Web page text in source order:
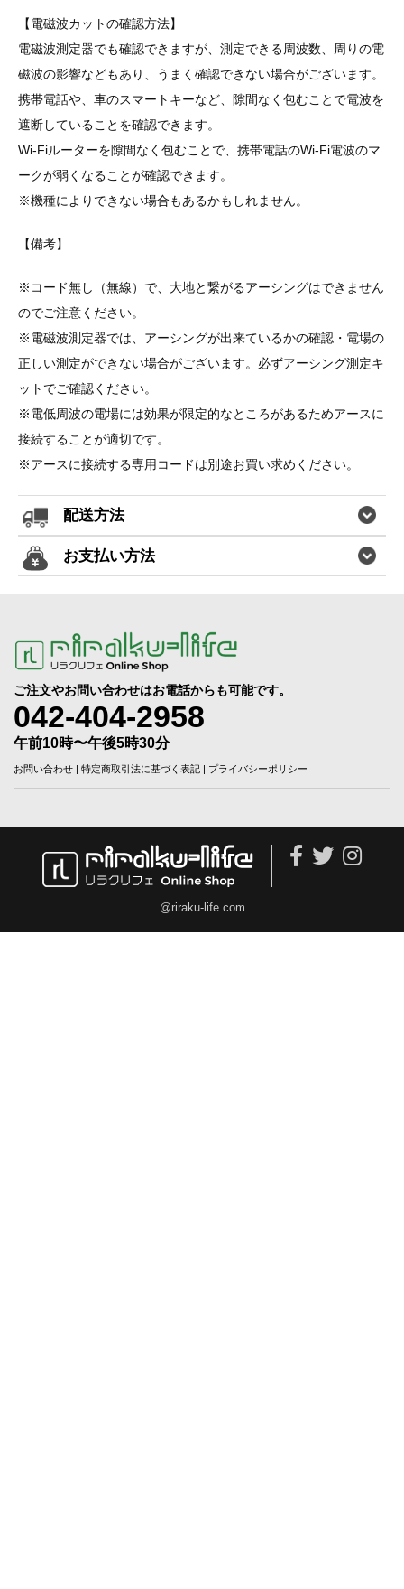
【電磁波カットの確認方法】
電磁波測定器でも確認できますが、測定できる周波数、周りの電
磁波の影響などもあり、うまく確認できない場合がございます。
携帯電話や、車のスマートキーなど、隙間なく包むことで電波を
遮断していることを確認できます。
Wi-Fiルーターを隙間なく包むことで、携帯電話のWi-Fi電波のマ
ークが弱くなることが確認できます。
※機種によりできない場合もあるかもしれません。
【備考】
※コード無し（無線）で、大地と繋がるアーシングはできません
のでご注意ください。
※電磁波測定器では、アーシングが出来ているかの確認・電場の
正しい測定ができない場合がございます。必ずアーシング測定キ
ットでご確認ください。
※電低周波の電場には効果が限定的なところがあるためアースに
接続することが適切です。
※アースに接続する専用コードは別途お買い求めください。
配送方法
お支払い方法
ご注文やお問い合わせはお電話からも可能です。
042-404-2958
午前10時〜午後5時30分
お問い合わせ| 特定商取引法に基づく表記| プライバシーポリシー
@riraku-life.com